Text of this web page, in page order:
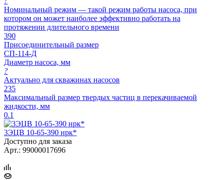
Номинальный режим — такой режим работы насоса, при
котором он может наиболее эффективно работать на
протяжении длительного времени
390
Присоединительный размер
СП-114-Д
Диаметр насоса, мм
?
Актуально для скважинах насосов
235
Максимальный размер твердых частиц в перекачиваемой
жидкости, мм
0.1
3ЭЦВ 10-65-390 нрк*
Доступно для заказа
Арт.: 99000017696